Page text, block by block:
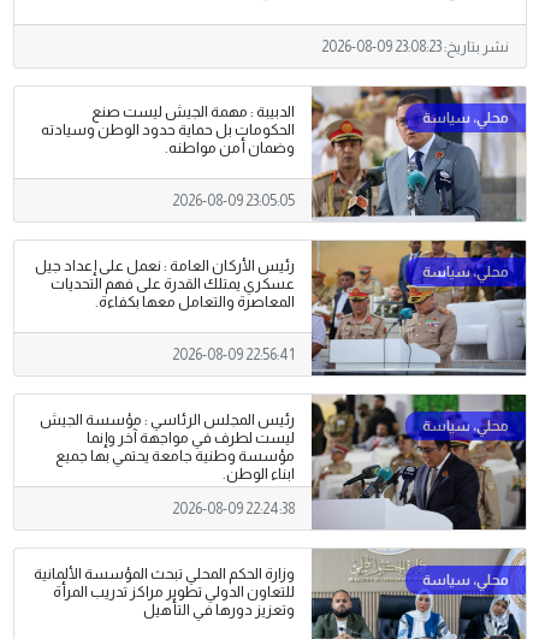
نشر بتاريخ:2026-08-09 23:08:23
الدبيبة : مهمة الجيش ليست صنع
الحكومات بل حماية حدود الوطن وسيادته
وضمان أمن مواطنه.
2026-08-09 23:05:05
رئيس الأركان العامة : نعمل على إعداد جيل
عسكري يمتلك القدرة على فهم التحديات
المعاصرة والتعامل معها بكفاءة.
2026-08-09 22:56:41
رئيس المجلس الرئاسي : مؤسسة الجيش
ليست لطرف في مواجهة آخر وإنما
مؤسسة وطنية جامعة يحتمي بها جميع
ابناء الوطن.
2026-08-09 22:24:38
وزارة الحكم المحلي تبحث المؤسسة الألمانية
للتعاون الدولي تطوير مراكز تدريب المرأة
وتعزيز دورها في التأهيل